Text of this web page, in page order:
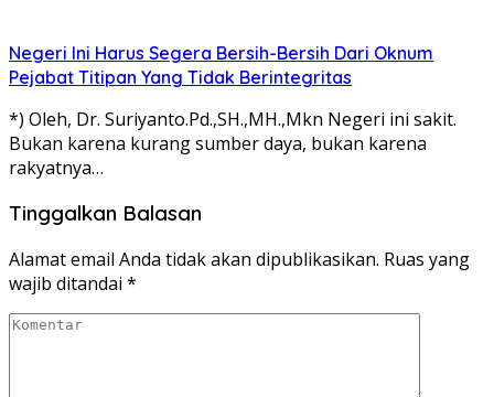
Negeri Ini Harus Segera Bersih-Bersih Dari Oknum
Pejabat Titipan Yang Tidak Berintegritas
*) Oleh, Dr. Suriyanto.Pd.,SH.,MH.,Mkn Negeri ini sakit.
Bukan karena kurang sumber daya, bukan karena
rakyatnya…
Tinggalkan Balasan
Alamat email Anda tidak akan dipublikasikan. Ruas yang
wajib ditandai *